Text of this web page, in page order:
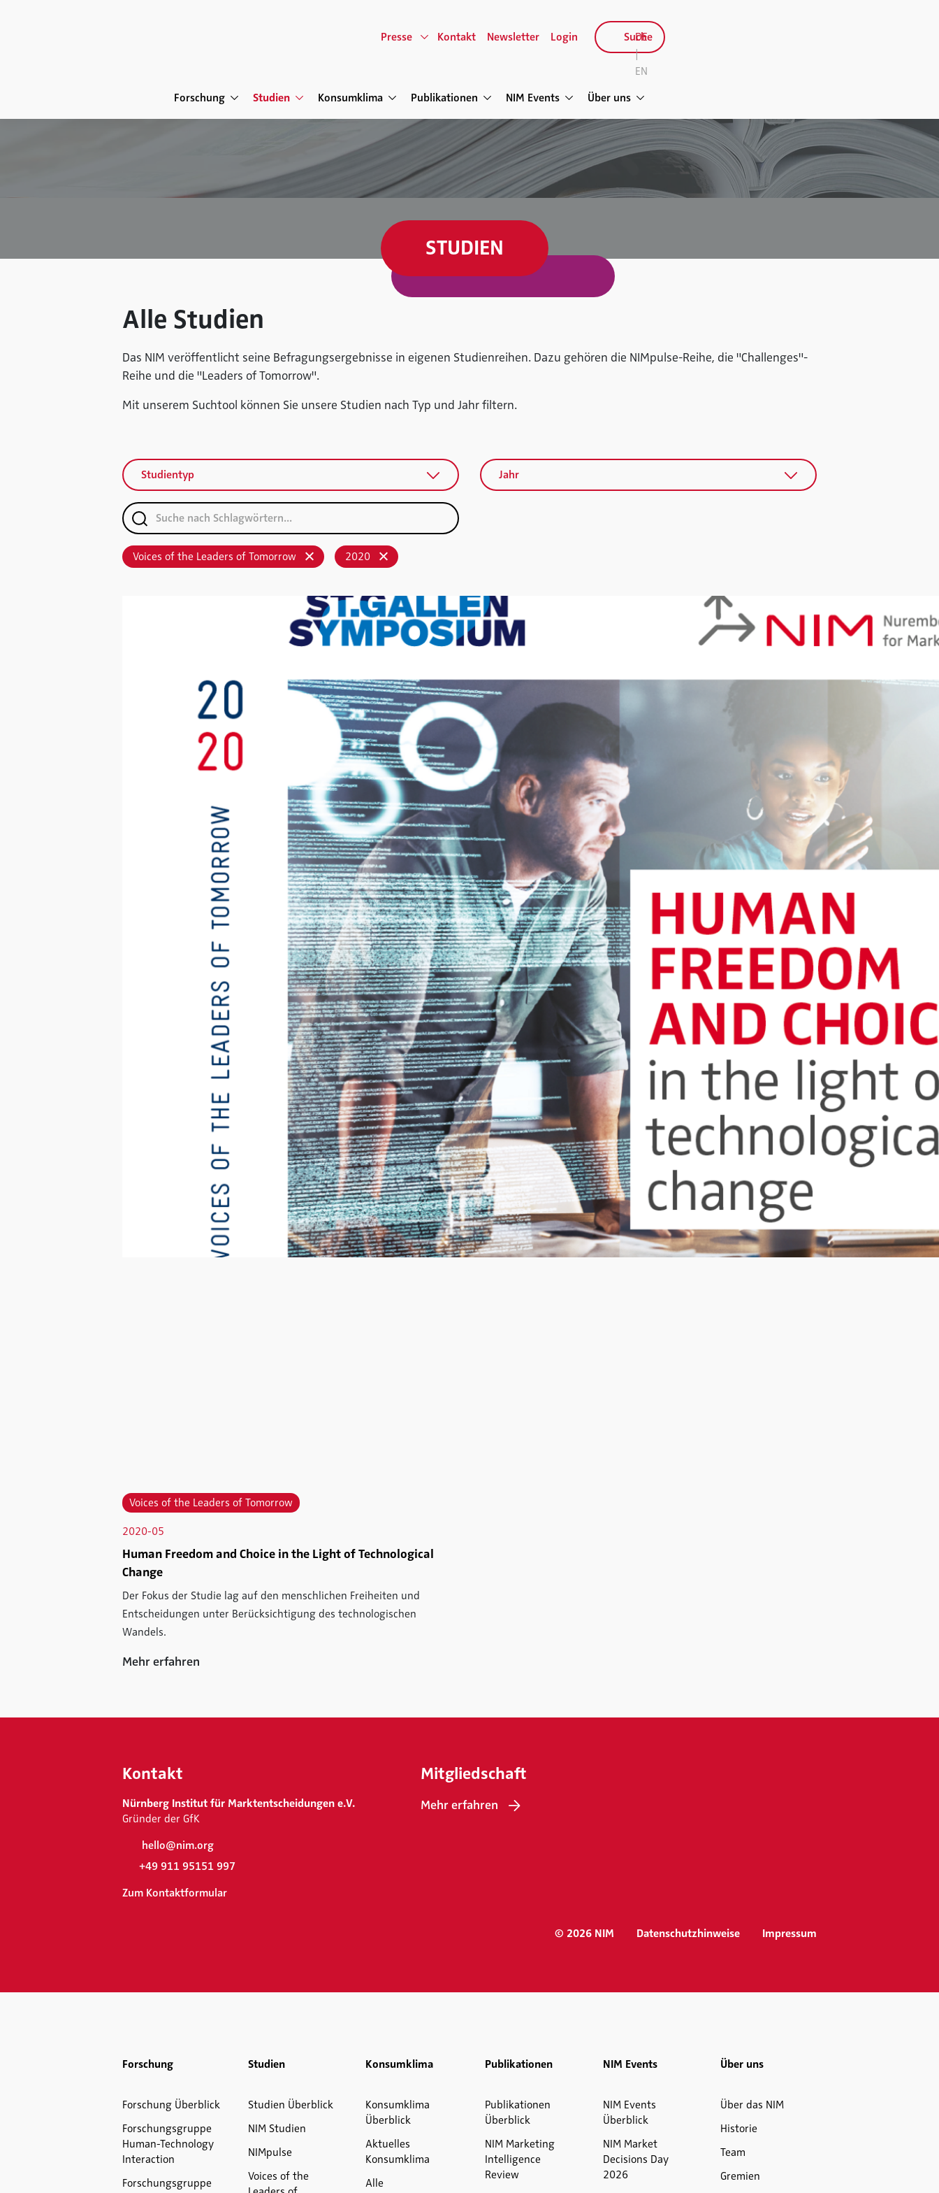
Forschung Studien Konsumklima Publikationen NIM Events Über uns
Presse Kontakt Newsletter Login Suche
DE
|
EN
STUDIEN
Alle Studien
Das NIM veröffentlicht seine Befragungsergebnisse in eigenen Studienreihen. Dazu gehören die NIMpulse-Reihe, die "Challenges"-
Reihe und die "Leaders of Tomorrow".
Mit unserem Suchtool können Sie unsere Studien nach Typ und Jahr filtern.
Studientyp Jahr
Voices of the Leaders of Tomorrow 2020
Voices of the Leaders of Tomorrow
2020-05
Human Freedom and Choice in the Light of Technological
Change
Der Fokus der Studie lag auf den menschlichen Freiheiten und
Entscheidungen unter Berücksichtigung des technologischen
Wandels.
Mehr erfahren
Kontakt
Nürnberg Institut für Marktentscheidungen e.V.
Gründer der GfK
hello@nim.org
+49 911 95151 997
Zum Kontaktformular
Mitgliedschaft
Mehr erfahren
© 2026 NIM Datenschutzhinweise Impressum
Forschung
Forschung Überblick
Forschungsgruppe
Human-Technology
Interaction
Forschungsgruppe
Studien
Studien Überblick
NIM Studien
NIMpulse
Voices of the
Konsumklima
Konsumklima
Überblick
Aktuelles
Konsumklima
Alle
Publikationen
Publikationen
Überblick
NIM Marketing
Intelligence
Review
NIM Events
NIM Events
Überblick
NIM Market
Decisions Day
2026
Über uns
Über das NIM
Historie
Team
Gremien